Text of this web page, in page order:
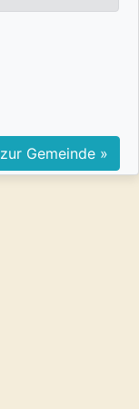
zur Gemeinde »